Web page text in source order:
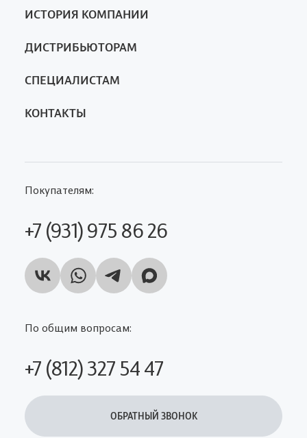
Ферменкол
ИСТОРИЯ КОМПАНИИ
ДИСТРИБЬЮТОРАМ
СПЕЦИАЛИСТАМ
КОНТАКТЫ
Покупателям:
+7 (931) 975 86 26
По общим вопросам:
+7 (812) 327 54 47
ОБРАТНЫЙ ЗВОНОК